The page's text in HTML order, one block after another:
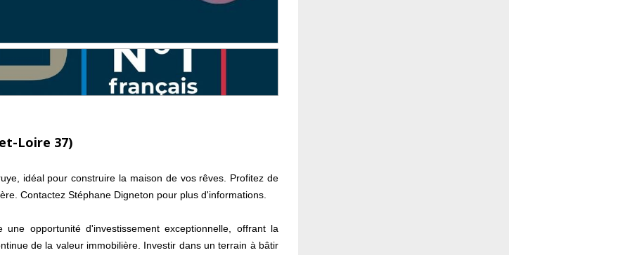
Loire 37)
idéal pour construire la maison de vos rêves. Profitez de
Contactez Stéphane Digneton pour plus d'informations.
opportunité d'investissement exceptionnelle, offrant la
de la valeur immobilière. Investir dans un terrain à bâtir